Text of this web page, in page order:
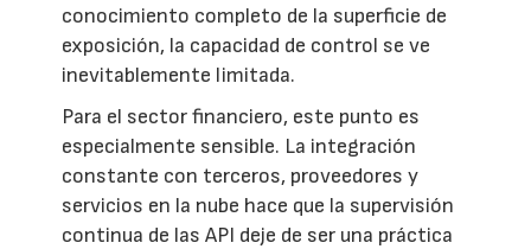
conocimiento completo de la superficie de
exposición, la capacidad de control se ve
inevitablemente limitada.
Para el sector financiero, este punto es
especialmente sensible. La integración
constante con terceros, proveedores y
servicios en la nube hace que la supervisión
continua de las API deje de ser una práctica